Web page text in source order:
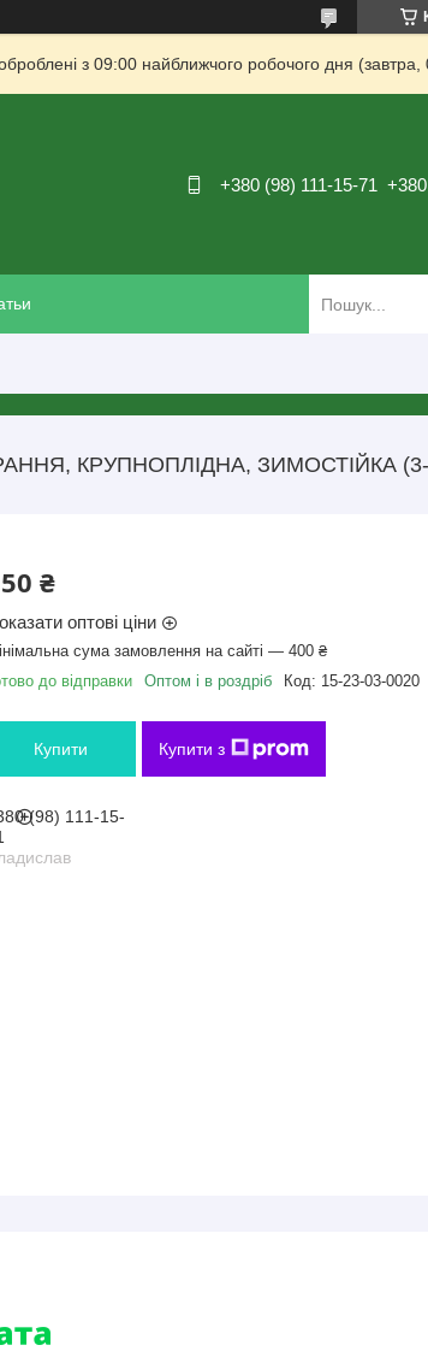
з 09:00 найближчого робочого дня (завтра,
+380 (98) 111-15-71
КРУПНОПЛІДНА, ЗИМОСТІЙКА (3-
₴
оптові ціни
сума замовлення на сайті — 400 ₴
до відправки
Оптом і в роздріб Код: 15-23-03-0020
Купити Купити з
(98) 111-15-